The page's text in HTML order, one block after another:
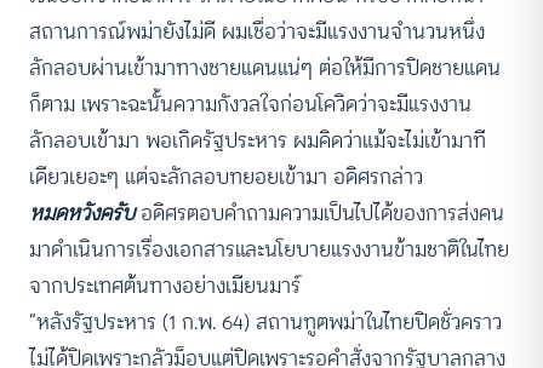
สถานการณ์พม่ายังไม่ดี ผมเชื่อว่าจะมีแรงงานจำนวนหนึ่ง
ลักลอบผ่านเข้ามาทางชายแดนแน่ๆ ต่อให้มีการปิดชายแดน
ก็ตาม เพราะฉะนั้นความกังวลใจก่อนโควิดว่าจะมีแรงงาน
ลักลอบเข้ามา พอเกิดรัฐประหาร ผมคิดว่าแม้จะไม่เข้ามาที
เดียวเยอะๆ แต่จะลักลอบทยอยเข้ามา อดิศรกล่าว
หมดหวังครับ อดิศรตอบคำถามความเป็นไปได้ของการส่งคน
มาดำเนินการเรื่องเอกสารและนโยบายแรงงานข้ามชาติในไทย
จากประเทศต้นทางอย่างเมียนมาร์
“หลังรัฐประหาร (1 ก.พ. 64) สถานทูตพม่าในไทยปิดชั่วคราว
ไม่ได้ปิดเพราะกลัวม็อบแต่ปิดเพราะรอคำสั่งจากรัฐบาลกลาง